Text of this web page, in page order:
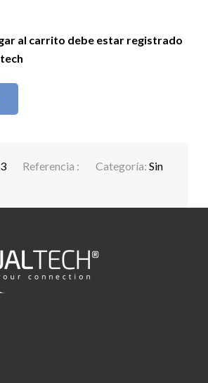
al carrito debe estar registrado
Referencia : Categoría:Sin